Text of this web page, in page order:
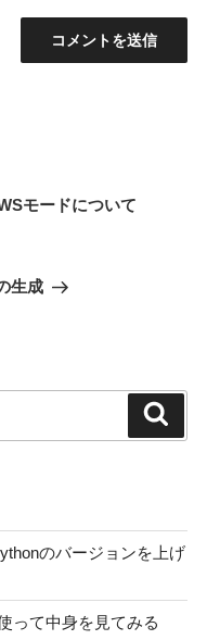
モードについて
生成
のバージョンを上げ
って中身を見てみる